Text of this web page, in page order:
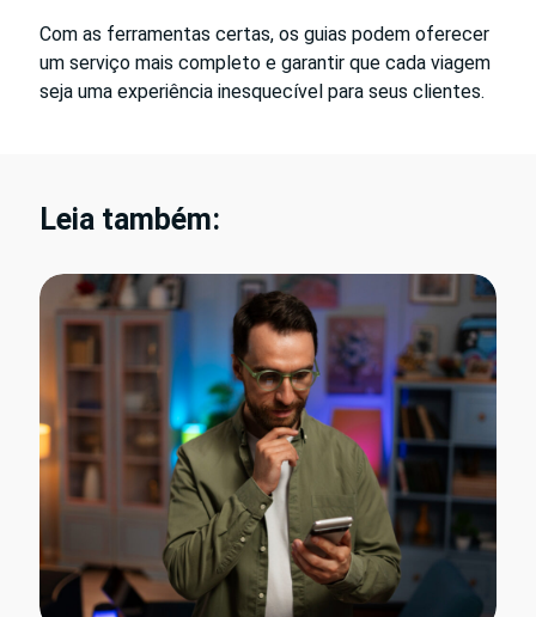
Com as ferramentas certas, os guias podem oferecer
um serviço mais completo e garantir que cada viagem
seja uma experiência inesquecível para seus clientes.
Leia também: